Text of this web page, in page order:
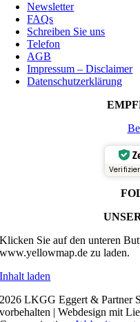
Newsletter
FAQs
Schreiben Sie uns
Telefon
AGB
Impressum – Disclaimer
Datenschutzerklärung
Klicken Sie auf den unteren
www.yellowmap.de zu laden.
Inhalt laden
2026 LKGG Eggert & Partner
vorbehalten | Webdesign mit